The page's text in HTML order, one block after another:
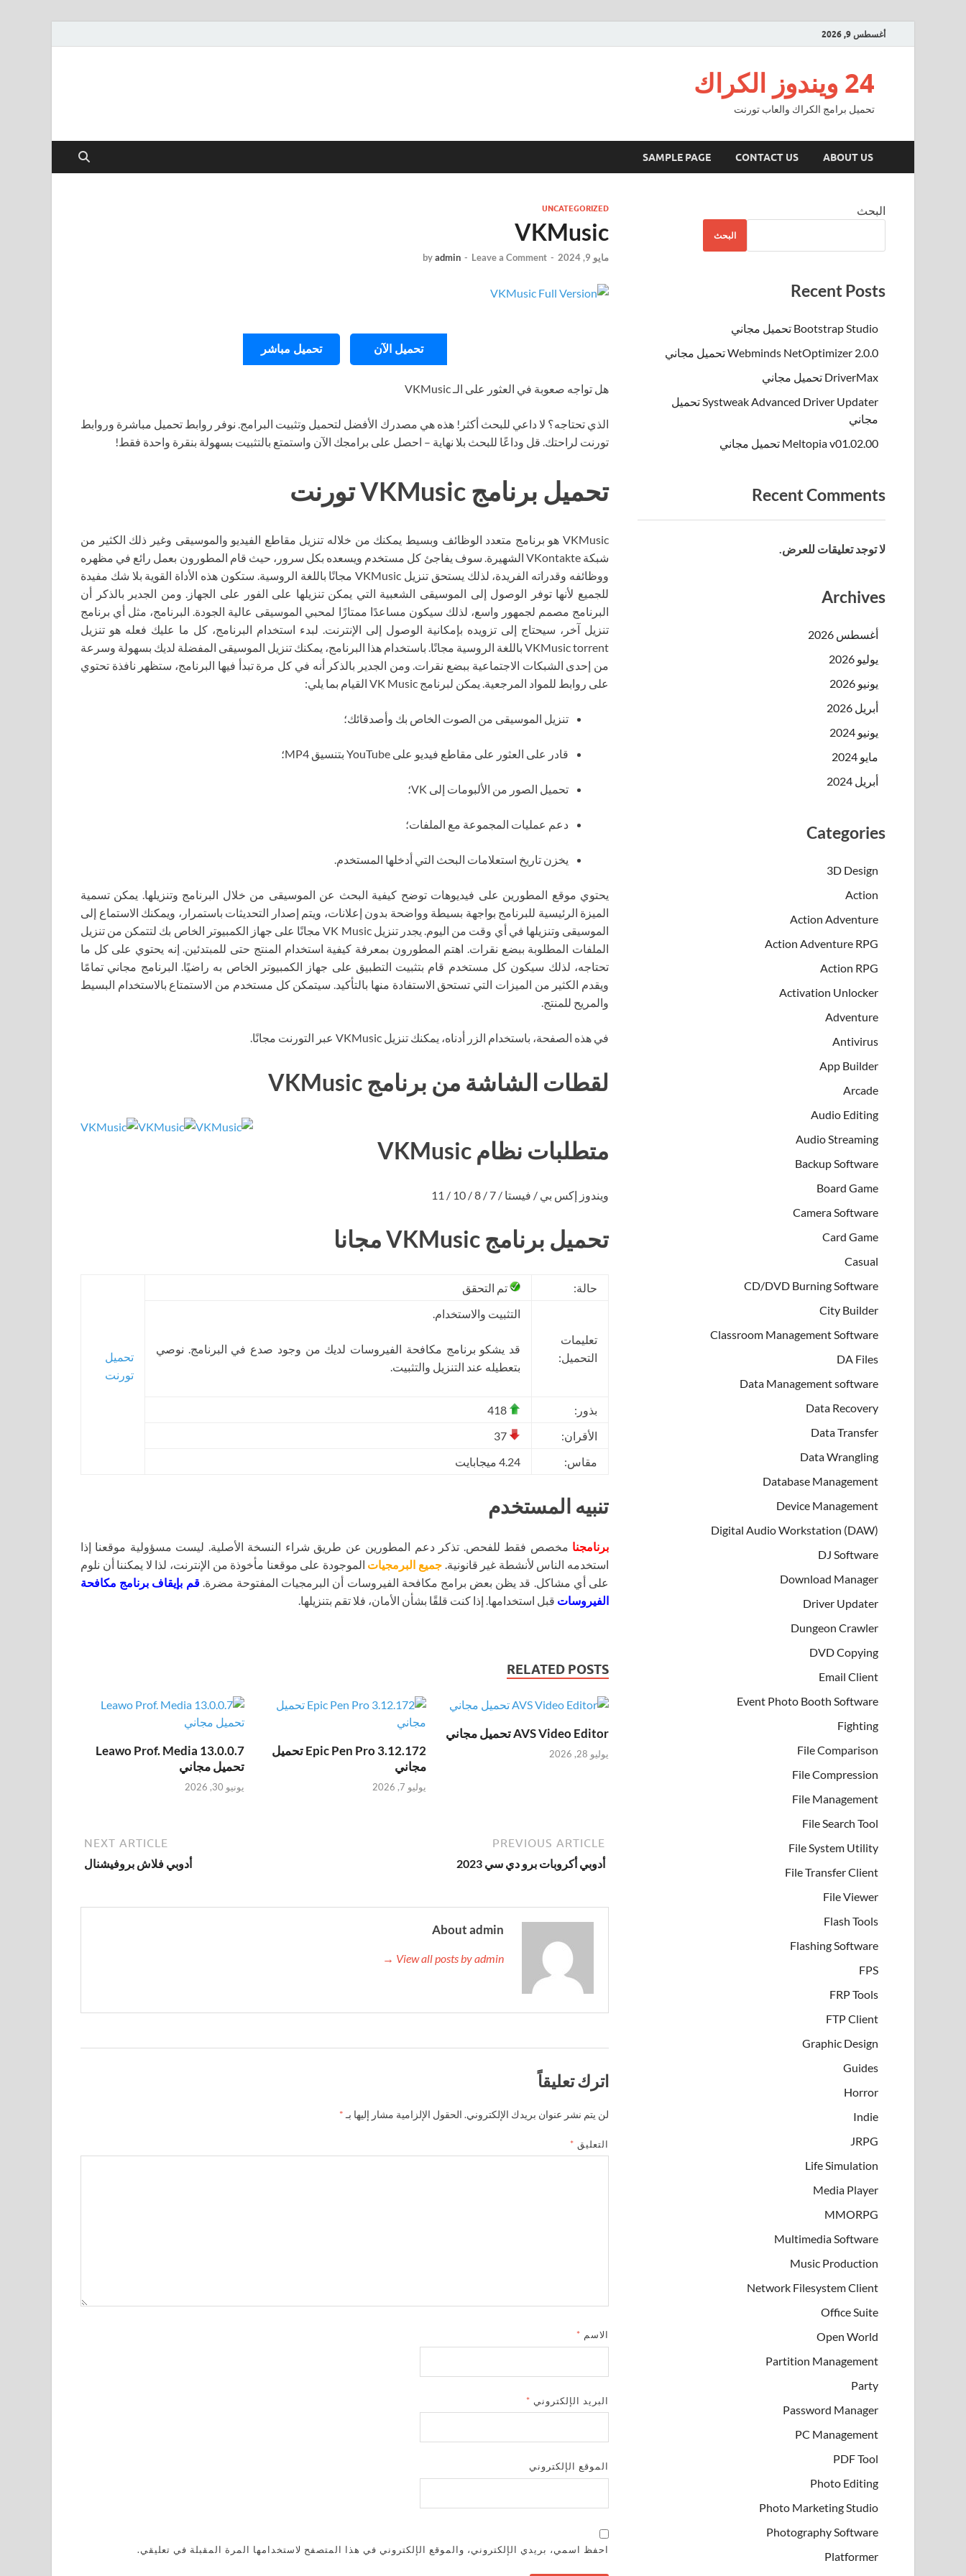
أغسطس 9, 2026
24 ويندوز الكراك
تحميل برامج الكراك والعاب تورنت
ABOUT US
CONTACT US
SAMPLE PAGE
UNCATEGORIZED
VKMusic
مايو 9, 2024 -
byadmin - Leave a Comment
تحميل الآن تحميل مباشر
هل تواجه صعوبة في العثور على الـ VKMusic
الذي تحتاجه؟ لا داعي للبحث أكثر! هذه هي مصدرك الأفضل لتحميل وتثبيت البرامج. نوفر روابط تحميل مباشرة وروابط
تورنت لراحتك. قل وداعًا للبحث بلا نهاية – احصل على برامجك الآن واستمتع بالتثبيت بسهولة بنقرة واحدة فقط!
تحميل برنامج VKMusic تورنت
VKMusic هو برنامج متعدد الوظائف وبسيط يمكنك من خلاله تنزيل مقاطع الفيديو والموسيقى وغير ذلك الكثير من
شبكة VKontakte الشهيرة. سوف يفاجئ كل مستخدم ويسعده بكل سرور، حيث قام المطورون بعمل رائع في مظهره
ووظائفه وقدراته الفريدة، لذلك يستحق تنزيل VKMusic مجانًا باللغة الروسية. ستكون هذه الأداة القوية بلا شك مفيدة
للجميع لأنها توفر الوصول إلى الموسيقى الشعبية التي يمكن تنزيلها على الفور على الجهاز. ومن الجدير بالذكر أن
البرنامج مصمم لجمهور واسع، لذلك سيكون مساعدًا ممتازًا لمحبي الموسيقى عالية الجودة. البرنامج، مثل أي برنامج
تنزيل آخر، سيحتاج إلى تزويده بإمكانية الوصول إلى الإنترنت. لبدء استخدام البرنامج، كل ما عليك فعله هو تنزيل
VKMusic torrent باللغة الروسية مجانًا. باستخدام هذا البرنامج، يمكنك تنزيل الموسيقى المفضلة لديك بسهولة وسرعة
من إحدى الشبكات الاجتماعية ببضع نقرات. ومن الجدير بالذكر أنه في كل مرة تبدأ فيها البرنامج، ستظهر نافذة تحتوي
على روابط للمواد المرجعية. يمكن لبرنامج VK Music القيام بما يلي:
تنزيل الموسيقى من الصوت الخاص بك وأصدقائك؛
قادر على العثور على مقاطع فيديو على YouTube بتنسيق MP4؛
تحميل الصور من الألبومات إلى VK؛
دعم عمليات المجموعة مع الملفات؛
يخزن تاريخ استعلامات البحث التي أدخلها المستخدم.
يحتوي موقع المطورين على فيديوهات توضح كيفية البحث عن الموسيقى من خلال البرنامج وتنزيلها. يمكن تسمية
الميزة الرئيسية للبرنامج بواجهة بسيطة وواضحة بدون إعلانات، ويتم إصدار التحديثات باستمرار، ويمكنك الاستماع إلى
الموسيقى وتنزيلها في أي وقت من اليوم. يجدر تنزيل VK Music مجانًا على جهاز الكمبيوتر الخاص بك لتتمكن من تنزيل
الملفات المطلوبة ببضع نقرات. اهتم المطورون بمعرفة كيفية استخدام المنتج حتى للمبتدئين. إنه يحتوي على كل ما
تحتاجه، لذلك سيكون كل مستخدم قام بتثبيت التطبيق على جهاز الكمبيوتر الخاص به راضيًا. البرنامج مجاني تمامًا
ويقدم الكثير من الميزات التي تستحق الاستفادة منها بالتأكيد. سيتمكن كل مستخدم من الاستمتاع بالاستخدام البسيط
والمريح للمنتج.
في هذه الصفحة، باستخدام الزر أدناه، يمكنك تنزيل VKMusic عبر التورنت مجانًا.
لقطات الشاشة من برنامج VKMusic
متطلبات نظام VKMusic
ويندوز إكس بي / فيستا / 7 / 8 / 10 / 11
تحميل برنامج VKMusic مجانا
حالة: تم التحقق
تحميل
تورنت
تعليمات
التحميل:
التثبيت والاستخدام.
قد يشكو برنامج مكافحة الفيروسات لديك من وجود صدع في البرنامج. نوصي
بتعطيله عند التنزيل والتثبيت.
بذور:
الأقران:
مقاس:
4.24 ميجابايت
تنبيه المستخدم
برنامجنا مخصص فقط للفحص. تذكر دعم المطورين عن طريق شراء النسخة الأصلية. ليست مسؤولية موقعنا إذا
استخدمه الناس لأنشطة غير قانونية. جميع البرمجيات الموجودة على موقعنا مأخوذة من الإنترنت، لذا لا يمكننا أن نلوم
على أي مشاكل. قد يظن بعض برامج مكافحة الفيروسات أن البرمجيات المفتوحة مضرة.قم بإيقاف برنامج مكافحة
الفيروسات قبل استخدامها. إذا كنت قلقًا بشأن الأمان، فلا تقم بتنزيلها.
RELATED POSTS
AVS Video Editor تحميل مجاني
يوليو 28, 2026
Epic Pen Pro 3.12.172 تحميل
مجاني
يوليو 7, 2026
Leawo Prof. Media 13.0.0.7
تحميل مجاني
يونيو 30, 2026
PREVIOUS ARTICLE
أدوبي أكروبات برو دي سي 2023
NEXT ARTICLE
أدوبي فلاش بروفيشنال
About admin
View all posts by admin →
اترك تعليقاً
لن يتم نشر عنوان بريدك الإلكتروني. الحقول الإلزامية مشار إليها بـ *
التعليق *
الاسم *
البريد الإلكتروني *
الموقع الإلكتروني
احفظ اسمي، بريدي الإلكتروني، والموقع الإلكتروني في هذا المتصفح لاستخدامها المرة المقبلة في تعليقي.
البحث
البحث
Recent Posts
Bootstrap Studio تحميل مجاني
Webminds NetOptimizer 2.0.0 تحميل مجاني
DriverMax تحميل مجاني
Systweak Advanced Driver Updater تحميل
مجاني
Meltopia v01.02.00 تحميل مجاني
Recent Comments
لا توجد تعليقات للعرض.
Archives
أغسطس 2026
يوليو 2026
يونيو 2026
أبريل 2026
يونيو 2024
مايو 2024
أبريل 2024
Categories
3D Design
Action
Action Adventure
Action Adventure RPG
Action RPG
Activation Unlocker
Adventure
Antivirus
App Builder
Arcade
Audio Editing
Audio Streaming
Backup Software
Board Game
Camera Software
Card Game
Casual
CD/DVD Burning Software
City Builder
Classroom Management Software
DA Files
Data Management software
Data Recovery
Data Transfer
Data Wrangling
Database Management
Device Management
Digital Audio Workstation (DAW)
DJ Software
Download Manager
Driver Updater
Dungeon Crawler
DVD Copying
Email Client
Event Photo Booth Software
Fighting
File Comparison
File Compression
File Management
File Search Tool
File System Utility
File Transfer Client
File Viewer
Flash Tools
Flashing Software
FPS
FRP Tools
FTP Client
Graphic Design
Guides
Horror
Indie
JRPG
Life Simulation
Media Player
MMORPG
Multimedia Software
Music Production
Network Filesystem Client
Office Suite
Open World
Partition Management
Party
Password Manager
PC Management
PDF Tool
Photo Editing
Photo Marketing Studio
Photography Software
Platformer